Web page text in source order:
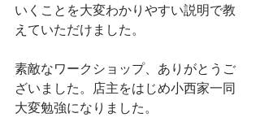
いくことを大変わかりやすい説明で教
えていただけました。
素敵なワークショップ、ありがとうご
ざいました。店主をはじめ小西家一同
大変勉強になりました。